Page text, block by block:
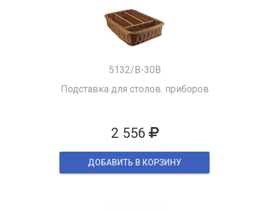
5132/B-30B
Подставка для столов. приборов
2 556
ДОБАВИТЬ В КОРЗИНУ